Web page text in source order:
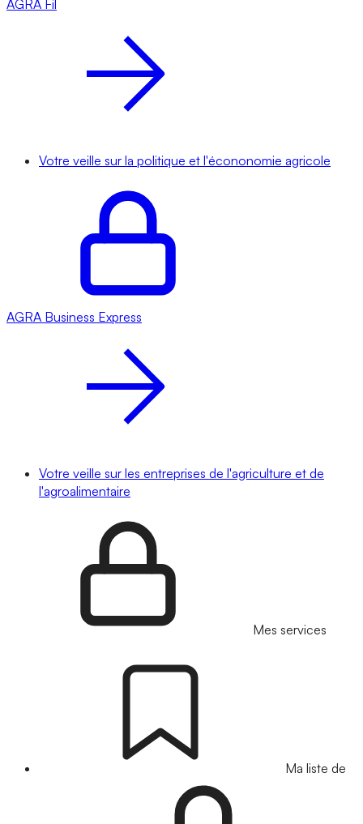
AGRA Fil
Votre veille sur la politique et l'écononomie agricole
AGRA Business Express
Votre veille sur les entreprises de l'agriculture et de
l'agroalimentaire
Mes services
Ma liste de